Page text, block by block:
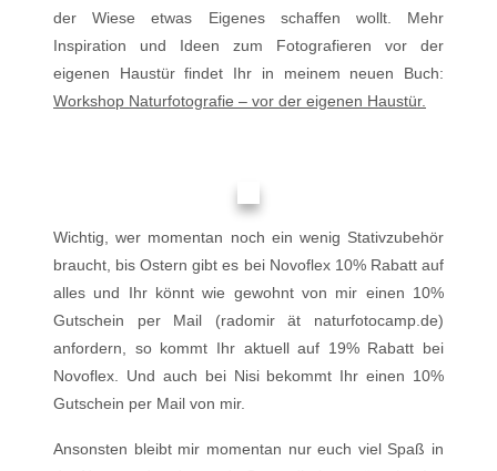
der Wiese etwas Eigenes schaffen wollt. Mehr
Inspiration und Ideen zum Fotografieren vor der
eigenen Haustür findet Ihr in meinem neuen Buch:
Workshop Naturfotografie – vor der eigenen Haustür.
Wichtig, wer momentan noch ein wenig Stativzubehör
braucht, bis Ostern gibt es bei Novoflex 10% Rabatt auf
alles und Ihr könnt wie gewohnt von mir einen 10%
Gutschein per Mail (radomir ät naturfotocamp.de)
anfordern, so kommt Ihr aktuell auf 19% Rabatt bei
Novoflex. Und auch bei Nisi bekommt Ihr einen 10%
Gutschein per Mail von mir.
Ansonsten bleibt mir momentan nur euch viel Spaß in